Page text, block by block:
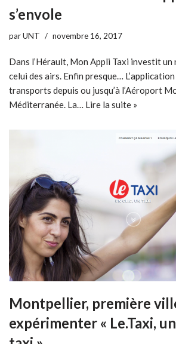
s’envole
parUNT novembre 16, 2017
Dans l’Hérault, Mon Appli Taxi investit un
celui des airs. Enfin presque…
transports depuis ou jusqu’à l’Aéroport
Méditerranée. La… Lire la suite »
Montpellier, première
expérimenter « Le.Taxi,